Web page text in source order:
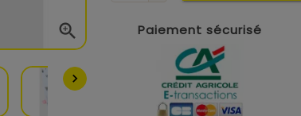


Paiement sécurisé